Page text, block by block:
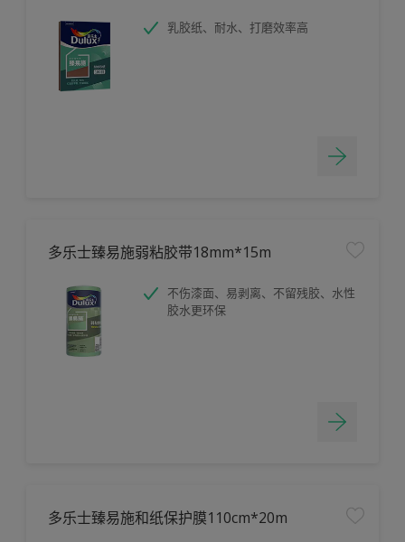
乳胶纸、耐水、打磨效率高
多乐士臻易施弱粘胶带18mm*15m
不伤漆面、易剥离、不留残胶、水性
胶水更环保
多乐士臻易施和纸保护膜110cm*20m